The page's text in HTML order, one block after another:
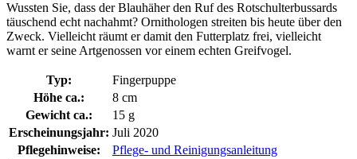
Wussten Sie, dass der Blauhäher den Ruf des Rotschulterbussards
täuschend echt nachahmt? Ornithologen streiten bis heute über den
Zweck. Vielleicht räumt er damit den Futterplatz frei, vielleicht
warnt er seine Artgenossen vor einem echten Greifvogel.
Typ:
Fingerpuppe
Höhe ca.:
8 cm
Gewicht ca.:
15 g
Erscheinungsjahr: Juli 2020
Pflegehinweise:
Pflege- und Reinigungsanleitung